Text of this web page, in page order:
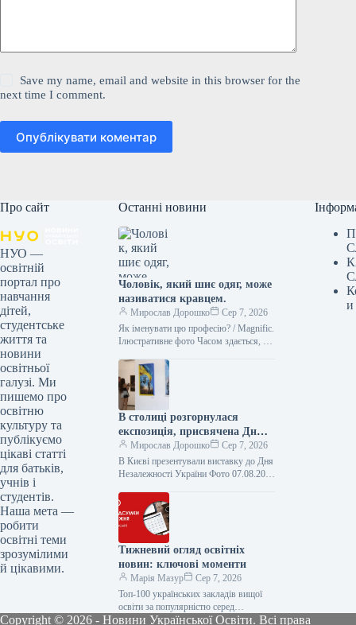
Save my name, email and website in this browser for the
next time I comment.
Опублікувати коментар
Про сайт
НУО —
освітній
портал про
навчання
дітей,
студентське
життя та
новини
освітньої
галузі. Ми
пишемо про
освітню
культуру та
публікуємо
цікаві статті
для батьків,
учнів і
студентів.
Наша мета —
робити
освітні теми
зрозумілими
й цікавими.
Останні новини
Чоловік, який шиє одяг, може
називатися кравцем.
Мирослав Дорошко
Сер 7, 2026
Як іменувати цю професію? / Magnific.
Ілюстративне фото Часом здається, що
просто “швачки”. Проте…
В столиці розгорнулася
експозиція, присвячена Дню
Незалежності України.
Мирослав Дорошко
Сер 7, 2026
В Києві презентували виставку до Дня
Незалежності України Фото 07.08.2026
Центральному будинку художника
організовано всеукраїнський
вернісаж…
Тижневий огляд освітніх
новин: ключові моменти
Марія Мазур
Сер 7, 2026
Топ-100 українських закладів вищої
освіти за популярністю серед
абітурієнтів 2026 року. Серед лідерів
и
Copyright © 2026 - Новини Української Освіти. Всі права